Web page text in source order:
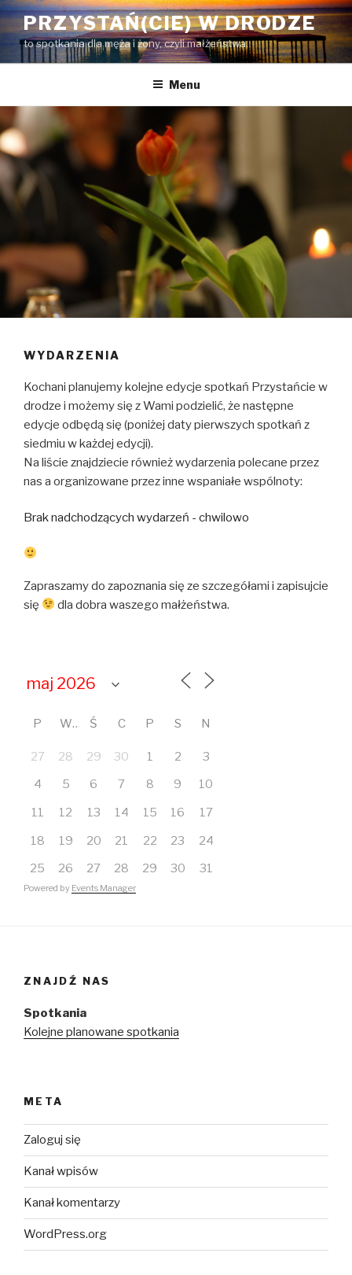
Przejdź
treści
PRZYSTAŃ(CIE) W DRODZE
to spotkania dla męża i żony, czyli małżeństwa.
Menu
WYDARZENIA
Kochani planujemy kolejne edycje spotkań Przystańcie w
drodze i możemy się z Wami podzielić, że następne
edycje odbędą się (poniżej daty pierwszych spotkań z
siedmiu w każdej edycji).
Na liście znajdziecie również wydarzenia polecane przez
nas a organizowane przez inne wspaniałe wspólnoty:
Brak nadchodzących wydarzeń - chwilowo
Zapraszamy do zapoznania się ze szczegółami i zapisujcie
się
dla dobra waszego małżeństwa.
P W Ś C P S N
27 28 29 30 1 2
3
4
5 6 7 8 9
10
11
12 13 14 15 16
17
18
19 20 21 22 23
24
25
26 27 28 29 30 31
Powered by Events Manager
ZNAJDŹ NAS
Spotkania
Kolejne planowane spotkania
META
Zaloguj się
Kanał wpisów
Kanał komentarzy
WordPress.org